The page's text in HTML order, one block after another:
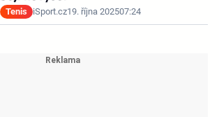
Tenis iSport.cz19. října 202507:24